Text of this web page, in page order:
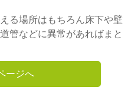
る場所はもちろん床下や壁
管などに異常があればまと
ージへ